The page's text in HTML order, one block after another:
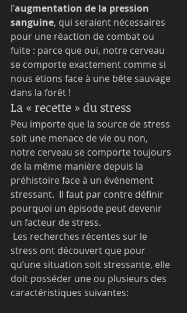
l’augmentation de la pression
sanguine, qui seraient nécessaires
pour une réaction de combat ou
fuite : parce que oui, notre cerveau
se comporte exactement comme si
nous étions face à une bête sauvage
dans la forêt !
La « recette » du stress
Peu importe que la source de stress
soit une menace de vie ou non,
notre cerveau se comporte toujours
de la même manière depuis la
préhistoire face à un évènement
stressant.  Il faut par contre définir
pourquoi un épisode peut devenir
un facteur de stress.
stress ont découvert que pour
qu’une situation soit stressante, elle
doit posséder une ou plusieurs des
caractéristiques suivantes: